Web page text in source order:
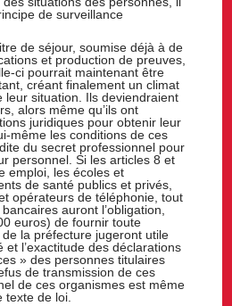
de surveillance
de séjour, soumise déjà à de
et production de preuves,
ci pourrait maintenant être
créant finalement un climat
leur situation. Ils deviendraient
alors même qu’ils ont
juridiques pour obtenir leur
même les conditions de ces
du secret professionnel pour
personnel. Si les articles 8 et
emploi, les écoles et
de santé publics et privés,
opérateurs de téléphonie, tout
auront l’obligation,
euros) de fournir toute
la préfecture jugeront utile
l’exactitude des déclarations
» des personnes titulaires
de transmission de ces
de ces organismes est même
texte de loi.